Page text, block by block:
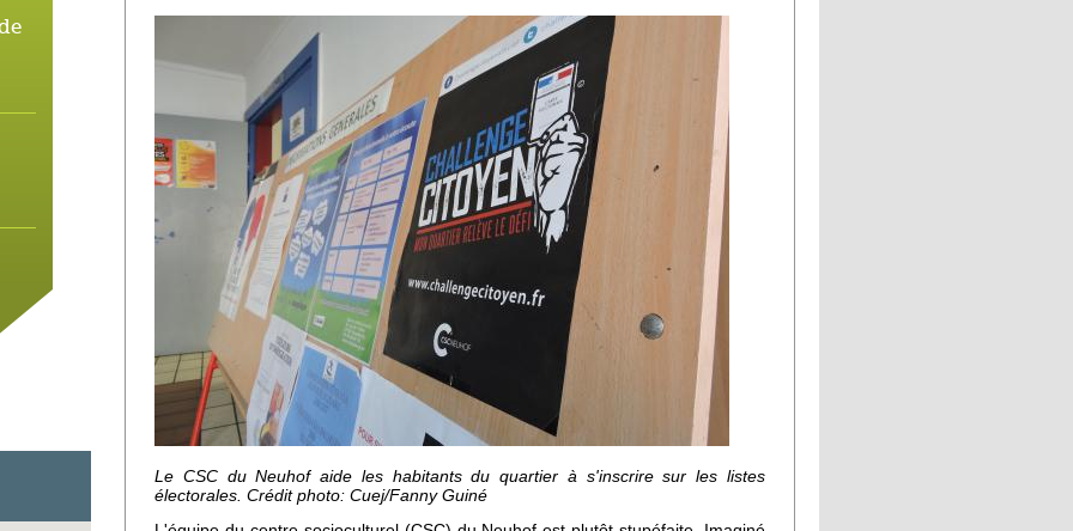
Le CSC du Neuhof aide les habitants du quartier à s'inscrire sur les listes
électorales. Crédit photo: Cuej/Fanny Guiné